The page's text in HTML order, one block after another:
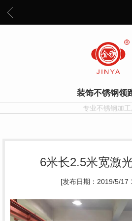
装饰不锈钢领
专业不锈钢加工
6米长2.5米宽激
[发布日期：2019/5/17